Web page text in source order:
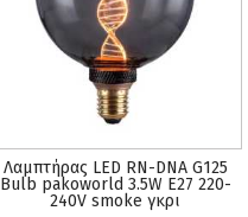
Λαμπτήρας LED RN-DNA G125
Bulb pakoworld 3.5W E27 220-
240V smoke γκρι